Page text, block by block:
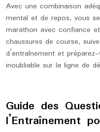
Avec une combinaison
mental et de repos, vous
marathon avec confiance
chaussures de course,
d’entraînement et
inoubliable sur la ligne de
Guide des
l’Entraînement